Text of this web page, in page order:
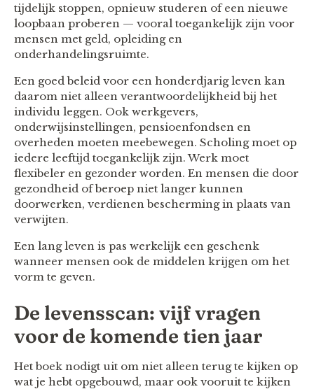
tijdelijk stoppen, opnieuw studeren of een nieuwe
loopbaan proberen — vooral toegankelijk zijn voor
mensen met geld, opleiding en
onderhandelingsruimte.
Een goed beleid voor een honderdjarig leven kan
daarom niet alleen verantwoordelijkheid bij het
individu leggen. Ook werkgevers,
onderwijsinstellingen, pensioenfondsen en
overheden moeten meebewegen. Scholing moet op
iedere leeftijd toegankelijk zijn. Werk moet
flexibeler en gezonder worden. En mensen die door
gezondheid of beroep niet langer kunnen
doorwerken, verdienen bescherming in plaats van
verwijten.
Een lang leven is pas werkelijk een geschenk
wanneer mensen ook de middelen krijgen om het
vorm te geven.
De levensscan: vijf vragen
voor de komende tien jaar
Het boek nodigt uit om niet alleen terug te kijken op
wat je hebt opgebouwd, maar ook vooruit te kijken